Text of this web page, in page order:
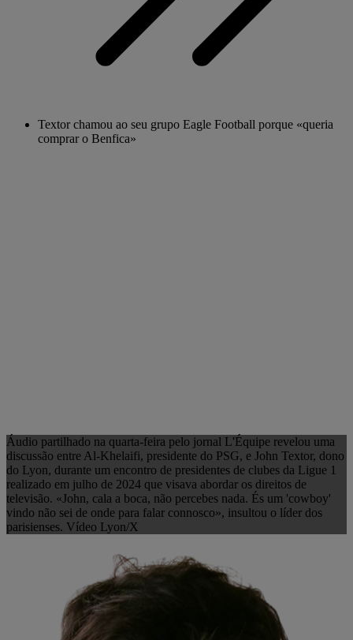
Textor chamou ao seu grupo Eagle Football porque «queria
comprar o Benfica»
Áudio partilhado na quarta-feira pelo jornal L'Équipe revelou uma
discussão entre Al-Khelaifi, presidente do PSG, e John Textor, dono
do Lyon, durante um encontro de presidentes de clubes da Ligue 1
realizado em julho de 2024 que visava abordar os direitos de
televisão. «John, cala a boca, não percebes nada. És um 'cowboy'
vindo não sei de onde para falar connosco», insultou o líder dos
parisienses. Vídeo Lyon/X